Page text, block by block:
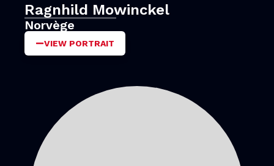
Ragnhild Mowinckel
Norvège
VIEW PORTRAIT